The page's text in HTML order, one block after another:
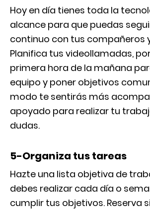
Hoy en día tienes toda la
alcance para que puedas
continuo con tus compañeros
Planifica tus videollamadas,
primera hora de la mañana
equipo y poner objetivos
modo te sentirás más
apoyado para realizar tu
dudas.
5-Organiza tus tareas
Hazte una lista objetiva de
debes realizar cada día o
cumplir tus objetivos. Reserva